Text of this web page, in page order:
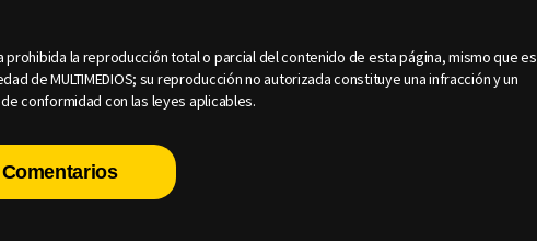
prohibida la reproducción total o parcial del contenido de esta página, mismo que es
de MULTIMEDIOS; su reproducción no autorizada constituye una infracción y un
conformidad con las leyes aplicables.